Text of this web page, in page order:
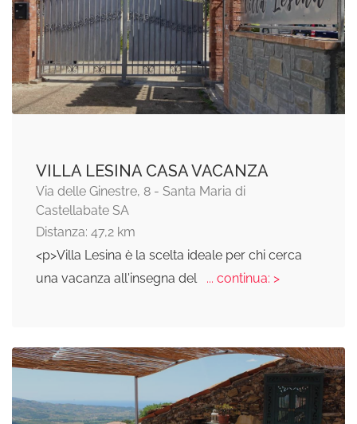
VILLA LESINA CASA VACANZA
Via delle Ginestre, 8 - Santa Maria di
Castellabate SA
Distanza: 47,2 km
<p>Villa Lesina è la scelta ideale per chi cerca
una vacanza all'insegna del
... continua: >